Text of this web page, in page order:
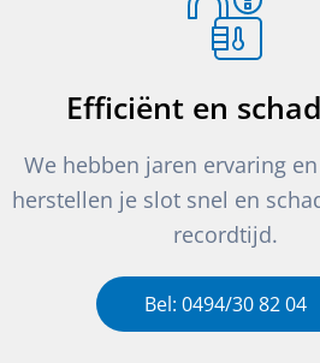
Efficiënt en
We hebben jaren ervaring
herstellen je slot snel en
recordtijd.
Bel: 0494/30 82 04